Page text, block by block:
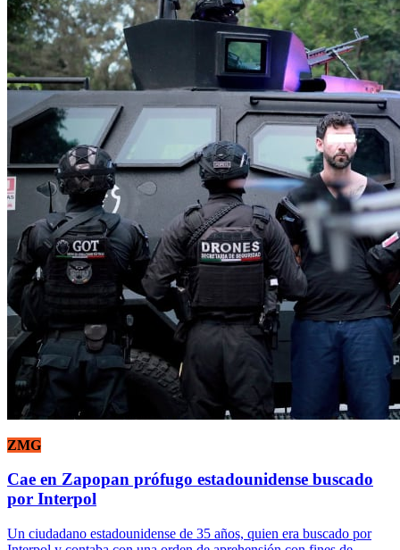
ZMG
Cae en Zapopan prófugo estadounidense buscado
por Interpol
Un ciudadano estadounidense de 35 años, quien era buscado por